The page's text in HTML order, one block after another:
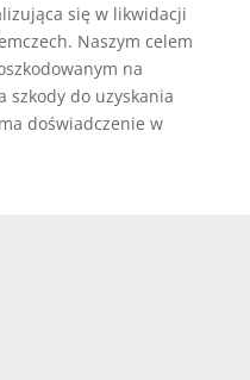
się w likwidacji
Naszym celem
na
szkody do uzyskania
doświadczenie w